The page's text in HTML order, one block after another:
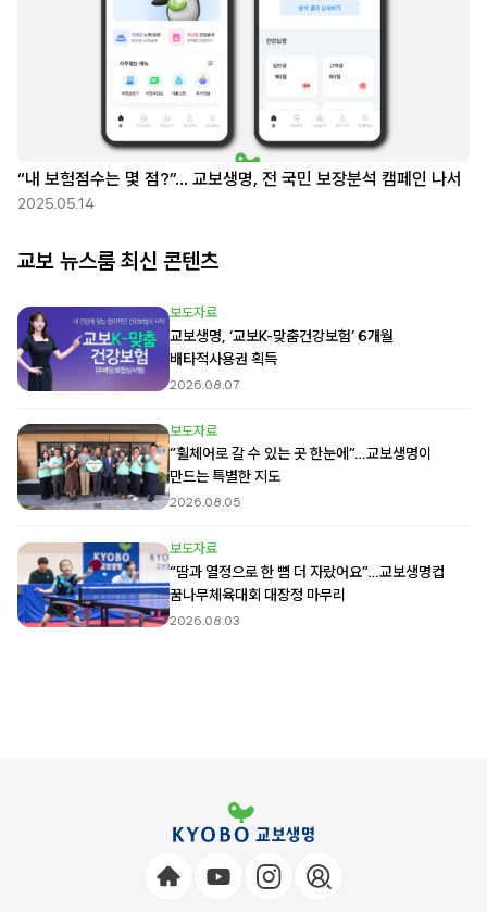
“내 보험점수는 몇 점?”… 교보생명, 전 국민 보장분석 캠페인 나서
2025.05.14
교보 뉴스룸 최신 콘텐츠
보도자료
교보생명, ‘교보K-맞춤건강보험’ 6개월
배타적사용권 획득
2026.08.07
보도자료
“휠체어로 갈 수 있는 곳 한눈에”…교보생명이
만드는 특별한 지도
2026.08.05
보도자료
“땀과 열정으로 한 뼘 더 자랐어요”…교보생명컵
꿈나무체육대회 대장정 마무리
2026.08.03